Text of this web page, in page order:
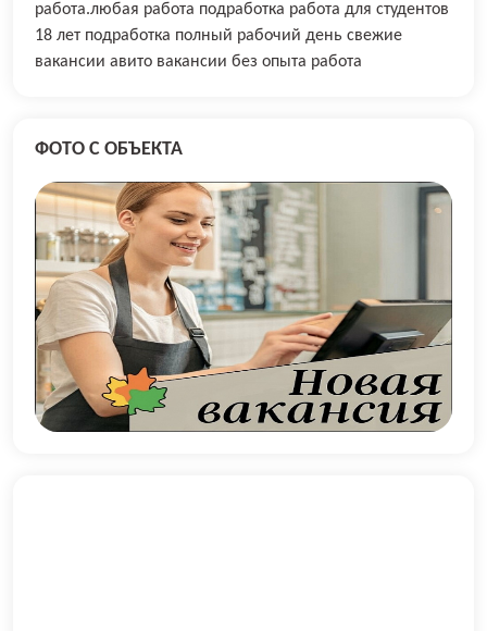
работа.любая работа подработка работа для студентов
18 лет подработка полный рабочий день свежие
вакансии авито вакансии без опыта работа
ФОТО С ОБЪЕКТА